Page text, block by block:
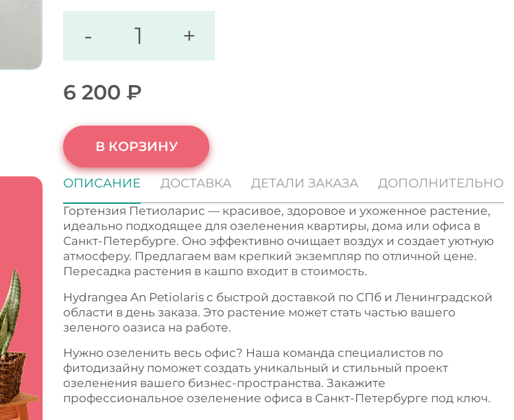
- +
6 200 ₽
В КОРЗИНУ
ОПИСАНИЕ ДОСТАВКА ДЕТАЛИ ЗАКАЗА ДОПОЛНИТЕЛЬНО
Гортензия Петиоларис — красивое, здоровое и ухоженное растение,
идеально подходящее для озеленения квартиры, дома или офиса в
Санкт-Петербурге. Оно эффективно очищает воздух и создает уютную
атмосферу. Предлагаем вам крепкий экземпляр по отличной цене.
Пересадка растения в кашпо входит в стоимость.
Hydrangea An Petiolaris с быстрой доставкой по СПб и Ленинградской
области в день заказа. Это растение может стать частью вашего
зеленого оазиса на работе.
Нужно озеленить весь офис? Наша команда специалистов по
фитодизайну поможет создать уникальный и стильный проект
озеленения вашего бизнес-пространства. Закажите
профессиональное озеленение офиса в Санкт-Петербурге под ключ.